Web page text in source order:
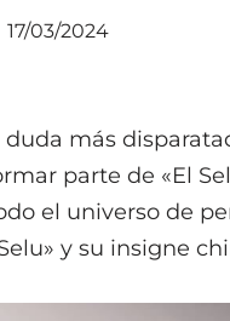
17/03/2024
duda más
parte de «El
el universo de
y su insigne